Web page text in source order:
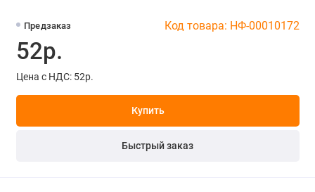
Предзаказ Код товара: НФ-00010172
52р.
Цена с НДС: 52р.
Купить
Быстрый заказ